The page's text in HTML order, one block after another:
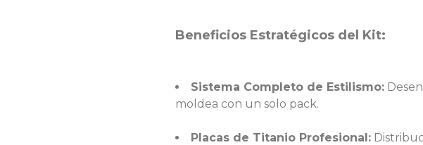
Beneficios Estratégicos del Kit:
Sistema Completo de Estilismo:
moldea con un solo pack.
Placas de Titanio Profesional: